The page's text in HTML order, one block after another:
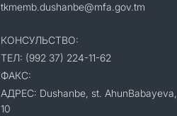
tkmemb.dushanbe@mfa.gov.tm
КОНСУЛЬСТВО:
ТЕЛ: (992 37) 224-11-62
ФАКС:
АДРЕС: Dushanbe, st. AhunBabayeva,
10